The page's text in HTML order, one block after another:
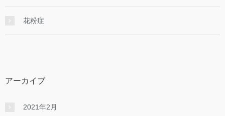
花粉症
アーカイブ
2021年2月